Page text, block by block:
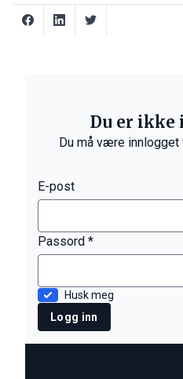
Du er ikke
Du må være
E-post
Passord *
Husk meg
Logg inn